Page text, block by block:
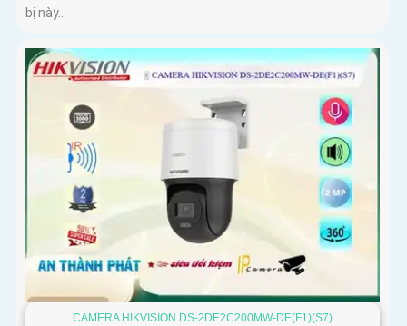
bị này...
CAMERA HIKVISION DS-2DE2C200MW-DE(F1)(S7)